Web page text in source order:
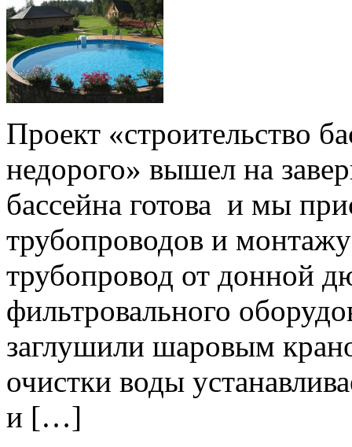
Проект «строительство
недорого» вышел на
бассейна готова и мы
трубопроводов и
трубопровод от донной
фильтровального
заглушили шаровым
очистки воды
и […]